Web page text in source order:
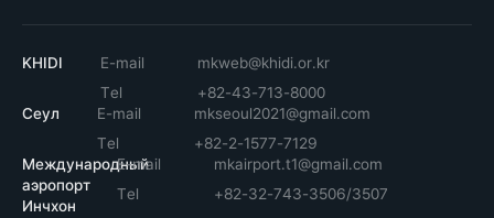
KHIDI E-mail
mkweb@khidi.or.kr
Tel
+82-43-713-8000
Сеул
E-mail
mkseoul2021@gmail.com
Tel
+82-2-1577-7129
Международный
аэропорт
Инчхон
E-mail
mkairport.t1@gmail.com
Tel
+82-32-743-3506/3507